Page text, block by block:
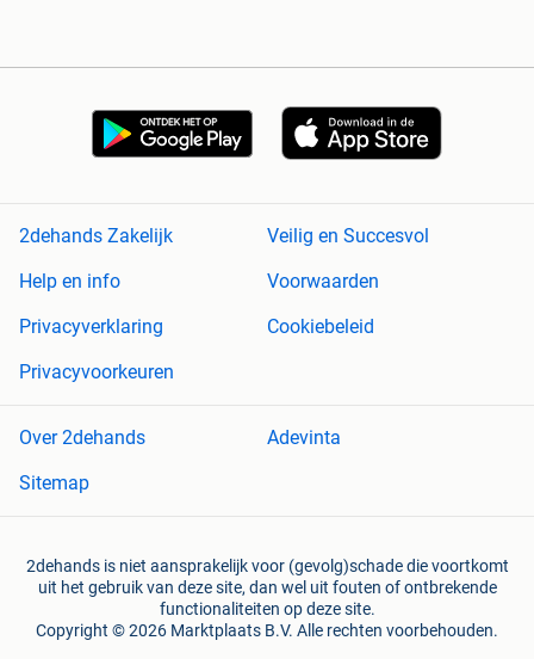
2dehands Zakelijk
Veilig en Succesvol
Help en info
Voorwaarden
Privacyverklaring
Cookiebeleid
Privacyvoorkeuren
Over 2dehands
Adevinta
Sitemap
2dehands is niet aansprakelijk voor (gevolg)schade die voortkomt
uit het gebruik van deze site, dan wel uit fouten of ontbrekende
functionaliteiten op deze site.
Copyright © 2026 Marktplaats B.V. Alle rechten voorbehouden.